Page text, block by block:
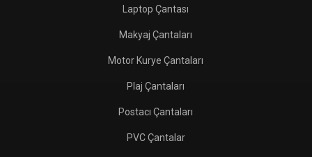
Laptop Çantası
Makyaj Çantaları
Motor Kurye Çantaları
Plaj Çantaları
Postacı Çantaları
PVC Çantalar